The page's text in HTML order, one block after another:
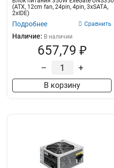
700W 29
600W
800W 34
40
(ATX, 12cm fan, 24pin, 4pin, 3xSATA,
2xIDE)
Подробнее Сравнить
Наличие: В наличии
657,79 ₽
– +
В корзину